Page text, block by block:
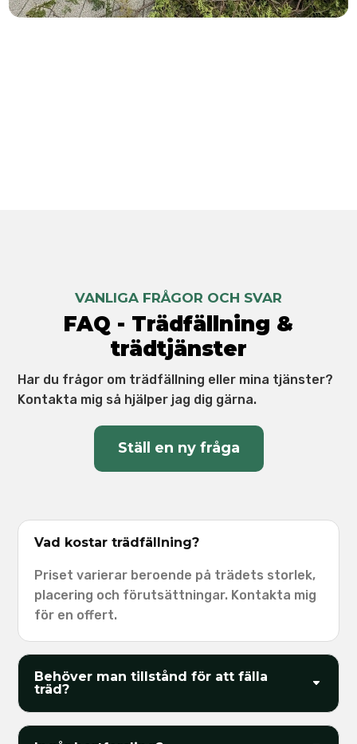
VANLIGA FRÅGOR OCH SVAR
FAQ - Trädfällning &
trädtjänster
Har du frågor om trädfällning eller mina tjänster?
Kontakta mig så hjälper jag dig gärna.
Ställ en ny fråga
Vad kostar trädfällning?
Priset varierar beroende på trädets storlek,
placering och förutsättningar. Kontakta mig
för en offert.
Behöver man tillstånd för att fälla
träd?